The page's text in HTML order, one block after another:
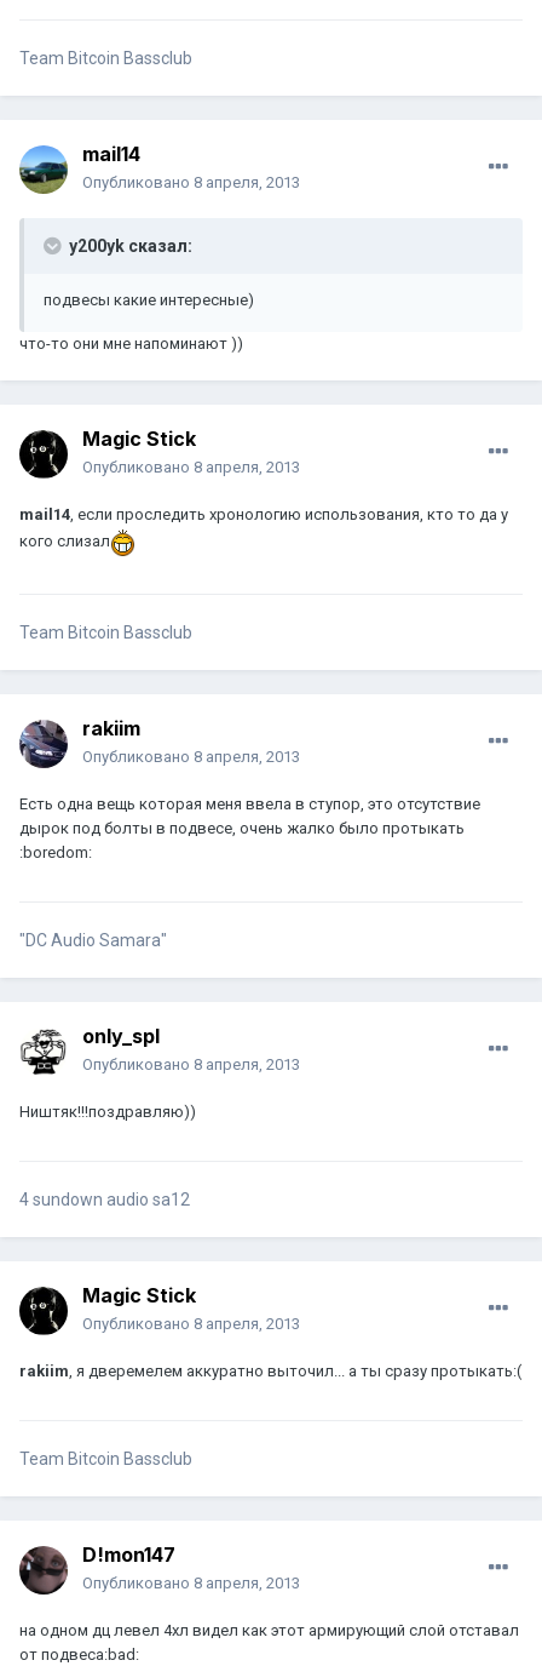
Team Bitcoin Bassclub
mail14
Опубликовано 8 апреля, 2013
y200yk сказал:
подвесы какие интересные)
что-то они мне напоминают ))
Magic Stick
Опубликовано 8 апреля, 2013
mail14, если проследить хронологию использования, кто то да у
кого слизал
Team Bitcoin Bassclub
rakiim
Опубликовано 8 апреля, 2013
Есть одна вещь которая меня ввела в ступор, это отсутствие
дырок под болты в подвесе, очень жалко было протыкать
:boredom:
"DC Audio Samara"
only_spl
Опубликовано 8 апреля, 2013
Ништяк!!!поздравляю))
4 sundown audio sa12
Magic Stick
Опубликовано 8 апреля, 2013
rakiim, я дверемелем аккуратно выточил... а ты сразу протыкать:(
Team Bitcoin Bassclub
D!mon147
Опубликовано 8 апреля, 2013
на одном дц левел 4хл видел как этот армирующий слой отставал
от подвеса:bad: